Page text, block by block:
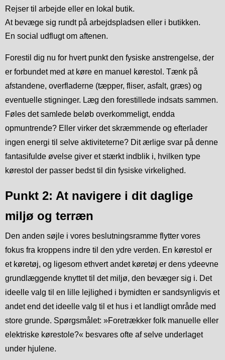
Rejser til arbejde eller en lokal butik.
At bevæge sig rundt på arbejdspladsen eller i butikken.
En social udflugt om aftenen.
Forestil dig nu for hvert punkt den fysiske anstrengelse, der
er forbundet med at køre en manuel kørestol. Tænk på
afstandene, overfladerne (tæpper, fliser, asfalt, græs) og
eventuelle stigninger. Læg den forestillede indsats sammen.
Føles det samlede beløb overkommeligt, endda
opmuntrende? Eller virker det skræmmende og efterlader
ingen energi til selve aktiviteterne? Dit ærlige svar på denne
fantasifulde øvelse giver et stærkt indblik i, hvilken type
kørestol der passer bedst til din fysiske virkelighed.
Punkt 2: At navigere i dit daglige
miljø og terræn
Den anden søjle i vores beslutningsramme flytter vores
fokus fra kroppens indre til den ydre verden. En kørestol er
et køretøj, og ligesom ethvert andet køretøj er dens ydeevne
grundlæggende knyttet til det miljø, den bevæger sig i. Det
ideelle valg til en lille lejlighed i bymidten er sandsynligvis et
andet end det ideelle valg til et hus i et landligt område med
store grunde. Spørgsmålet: »Foretrækker folk manuelle eller
elektriske kørestole?« besvares ofte af selve underlaget
under hjulene.